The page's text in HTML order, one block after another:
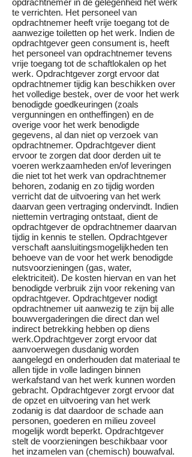
opdrachtnemer in de gelegenheid het werk
te verrichten. Het personeel van
opdrachtnemer heeft vrije toegang tot de
aanwezige toiletten op het werk. Indien de
opdrachtgever geen consument is, heeft
het personeel van opdrachtnemer tevens
vrije toegang tot de schaftlokalen op het
werk. Opdrachtgever zorgt ervoor dat
opdrachtnemer tijdig kan beschikken over
het volledige bestek, over de voor het werk
benodigde goedkeuringen (zoals
vergunningen en ontheffingen) en de
overige voor het werk benodigde
gegevens, al dan niet op verzoek van
opdrachtnemer. Opdrachtgever dient
ervoor te zorgen dat door derden uit te
voeren werkzaamheden en/of leveringen
die niet tot het werk van opdrachtnemer
behoren, zodanig en zo tijdig worden
verricht dat de uitvoering van het werk
daarvan geen vertraging ondervindt. Indien
niettemin vertraging ontstaat, dient de
opdrachtgever de opdrachtnemer daarvan
tijdig in kennis te stellen. Opdrachtgever
verschaft aansluitingsmogelijkheden ten
behoeve van de voor het werk benodigde
nutsvoorzieningen (gas, water,
elektriciteit). De kosten hiervan en van het
benodigde verbruik zijn voor rekening van
opdrachtgever. Opdrachtgever nodigt
opdrachtnemer uit aanwezig te zijn bij alle
bouwvergaderingen die direct dan wel
indirect betrekking hebben op diens
werk.Opdrachtgever zorgt ervoor dat
aanvoerwegen dusdanig worden
aangelegd en onderhouden dat materiaal te
allen tijde in volle ladingen binnen
werkafstand van het werk kunnen worden
gebracht. Opdrachtgever zorgt ervoor dat
de opzet en uitvoering van het werk
zodanig is dat daardoor de schade aan
personen, goederen en milieu zoveel
mogelijk wordt beperkt. Opdrachtgever
stelt de voorzieningen beschikbaar voor
het inzamelen van (chemisch) bouwafval.